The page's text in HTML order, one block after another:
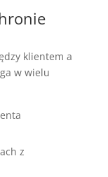
klientem a
w wielu
z